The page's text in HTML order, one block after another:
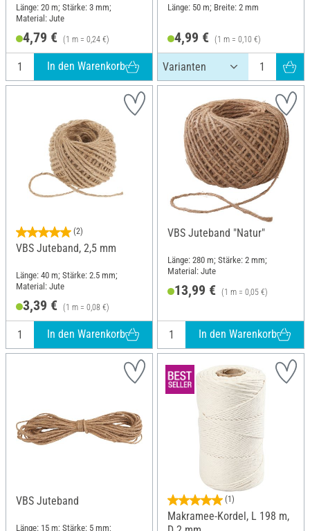
Länge: 20 m; Stärke: 3 mm;
Material: Jute
4,79 € (1 m = 0,24 €)
In den Warenkorb
Länge: 50 m; Breite: 2 mm
4,99 € (1 m = 0,10 €)
(2)
VBS Juteband, 2,5 mm
Länge: 40 m; Stärke: 2.5 mm;
Material: Jute
3,39 € (1 m = 0,08 €)
In den Warenkorb
VBS Juteband "Natur"
Länge: 280 m; Stärke: 2 mm;
Material: Jute
13,99 € (1 m = 0,05 €)
In den Warenkorb
VBS Juteband
Länge: 15 m; Stärke: 5 mm;
(1)
Makramee-Kordel, L 198 m,